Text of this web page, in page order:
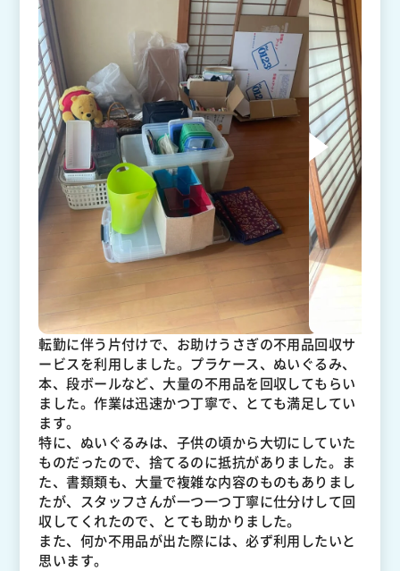
転勤に伴う片付けで、お助けうさぎの不用品回収サ
ービスを利用しました。プラケース、ぬいぐるみ、
本、段ボールなど、大量の不用品を回収してもらい
ました。作業は迅速かつ丁寧で、とても満足してい
ます。
特に、ぬいぐるみは、子供の頃から大切にしていた
ものだったので、捨てるのに抵抗がありました。ま
た、書類類も、大量で複雑な内容のものもありまし
たが、スタッフさんが一つ一つ丁寧に仕分けして回
収してくれたので、とても助かりました。
また、何か不用品が出た際には、必ず利用したいと
思います。